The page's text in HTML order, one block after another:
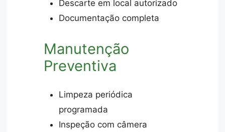
Descarte em local autorizado
Documentação completa
Manutenção
Preventiva
Limpeza periódica
programada
Inspeção com câmera